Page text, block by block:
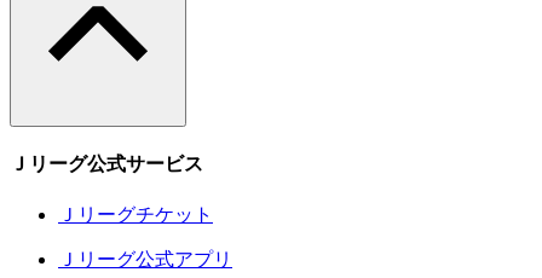
Ｊリーグ公式サービス
Ｊリーグチケット
Ｊリーグ公式アプリ